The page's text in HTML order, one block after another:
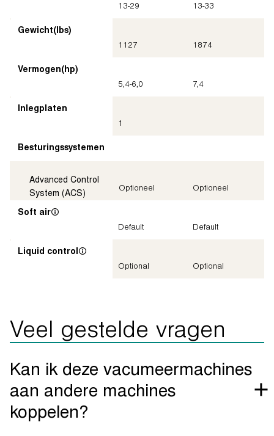
13-29 13-33
Gewicht(lbs)
1127 1874
Vermogen(hp)
5,4-6,0 7,4
Inlegplaten
1
Besturingssystemen
Advanced Control
System (ACS)
Optioneel Optioneel
Soft air
Default Default
Liquid control
Optional Optional
Veel gestelde vragen
Kan ik deze vacumeermachines
aan andere machines
koppelen?